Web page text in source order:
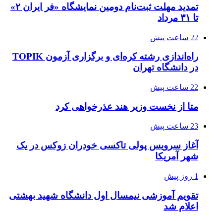
تمدید مهلت ثبت‌نام دومین نمایشگاه «فر ایران ۲»
تا ۳۱ مرداد
22 ساعت پیش
راه‌اندازی رشته کره‌ای و برگزاری آزمون TOPIK
در دانشگاه تهران
22 ساعت پیش
متا از نخست وزیر هند عذرخواهی کرد
23 ساعت پیش
آغاز سرویس پولی تاکسی خودران زوکس در یک
شهر آمریکا
1 روز پیش
تقویم آموزشی نیمسال اول دانشگاه شهید بهشتی
اعلام شد